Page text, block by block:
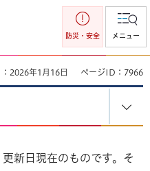
防災・安全 メニュー
2026年1月16日 ページID：7966
新日現在のものです。そ